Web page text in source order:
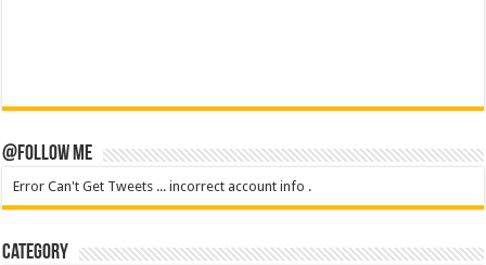
@Follow Me
Error Can't Get Tweets ... incorrect account info .
Category